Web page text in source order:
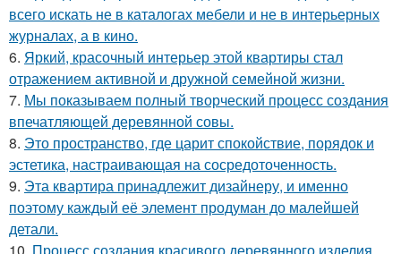
всего искать не в каталогах мебели и не в интерьерных
журналах, а в кино.
6. Яркий, красочный интерьер этой квартиры стал
отражением активной и дружной семейной жизни.
7. Мы показываем полный творческий процесс создания
впечатляющей деревянной совы.
8. Это пространство, где царит спокойствие, порядок и
эстетика, настраивающая на сосредоточенность.
9. Эта квартира принадлежит дизайнеру, и именно
поэтому каждый её элемент продуман до малейшей
детали.
10. Процесс создания красивого деревянного изделия,